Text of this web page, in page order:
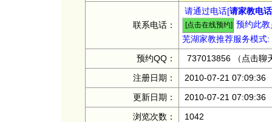
联系电话：
请通过电话[请家教电
预约此
芜湖家教推荐服务模式
预约QQ：
737013856 （点击聊
注册日期：
2010-07-21 07:09:36
更新日期：
2010-07-21 07:09:36
浏览次数：
1042